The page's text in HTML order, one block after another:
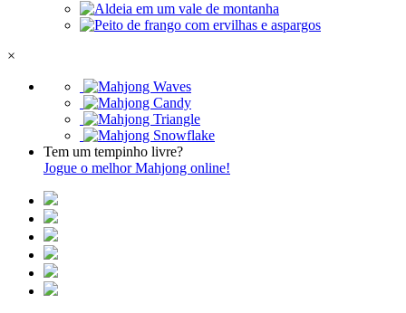
×
Tem um tempinho livre?
Jogue o melhor Mahjong online!